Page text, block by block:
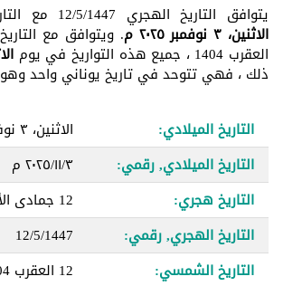
يتوافق التاريخ الهجري 12/5/1447 مع التاريخ الميلادي في
الاثنين، ٣ نوفمبر ٢٠٢٥ م
العقرب 1404 ، جميع هذه التواريخ في يوم
ذلك ، فهي تتوحد في تاريخ يوناني واحد وهو 2460983.
التاريخ الميلادي:
الاثنين، ٣ نوفمبر ٢٠٢٥ م
التاريخ الميلادي, رقمي:
٣‏/١١‏/٢٠٢٥ م
التاريخ هجري:
12 جمادى الأول, 1447 هـ
التاريخ الهجري, رقمي:
12/5/1447
التاريخ الشمسي:
12 العقرب 1404